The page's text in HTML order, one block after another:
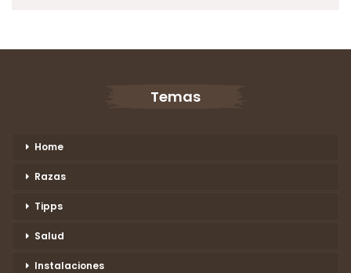
Temas
Home
Razas
Tipps
Salud
Instalaciones